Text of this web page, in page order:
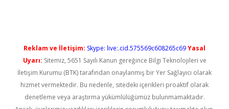
Reklam ve İletişim: Skype: live:.cid.575569c608265c69Yasal
Uyarı: Sitemiz, 5651 Sayılı Kanun gereğince Bilgi Teknolojileri ve
İletişim Kurumu (BTK) tarafından onaylanmış bir Yer Sağlayıcı olarak
hizmet vermektedir. Bu nedenle, sitedeki içerikleri proaktif olarak
denetleme veya araştırma yükümlülüğümüz bulunmamaktadır.